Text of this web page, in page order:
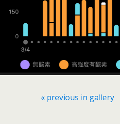
« previous in gallery